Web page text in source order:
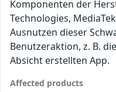
Komponenten der
Technologies,
Ausnutzen dieser
Benutzeraktion, z. B.
Absicht erstellten App.
Affected products